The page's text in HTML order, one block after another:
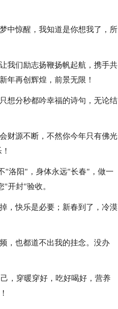
中惊醒，我知道是你想我了，所
我们励志扬鞭扬帆起航，携手共
年再创辉煌，前景无限！
想分秒都吟幸福的诗句，无论结
财源不断，不然你今年只有佛光
"洛阳"，身体永远"长春"，做一
开封"验收。
，快乐是必要；新春到了，冷漠
，也都道不出我的挂念。没办
，穿暖穿好，吃好喝好，营养